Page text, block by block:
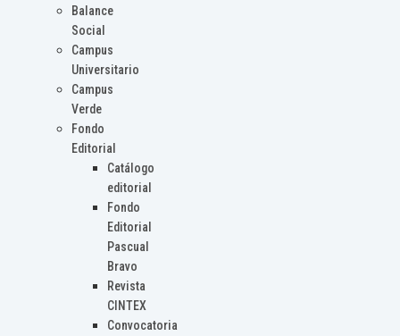
Balance
Social
Campus
Universitario
Campus
Verde
Fondo
Editorial
Catálogo
editorial
Fondo
Editorial
Pascual
Bravo
Revista
CINTEX
Convocatoria